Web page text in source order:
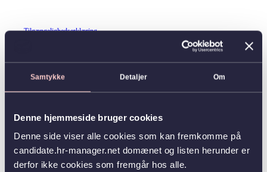
Samtykke Detaljer Om
Denne hjemmeside bruger cookies
Denne side viser alle cookies som kan fremkomme på
candidate.hr-manager.net domænet og listen herunder er
derfor ikke cookies som fremgår hos alle.
Tilgængelighedserklæring